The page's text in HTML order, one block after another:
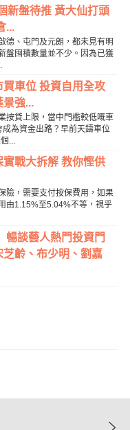
新盤待推 黃大仙打頭
...
德、屯門及元朗，都未見有明
盤囤積數量並不少。因為已獲
買車位 投資自用全攻
景強...
按貸上限，當中門檻較低嘅車
為資金出路？早前天鑄車位
...
實戰大拆解 教你慳供
險，需要支付按保費用，如果
由1.15%至5.04%不等，視乎
暢談藝人熱門投資門
齡、布少明、劉嘉